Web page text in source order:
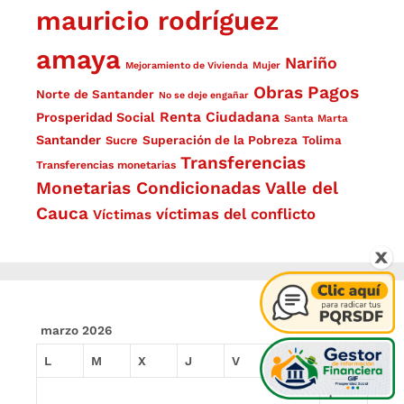
mauricio rodríguez
amaya Mejoramiento de Vivienda Mujer Nariño
Norte de Santander No se deje engañar Obras Pagos
Prosperidad Social Renta Ciudadana Santa Marta
Santander Sucre Superación de la Pobreza Tolima
Transferencias monetarias Transferencias
Monetarias Condicionadas Valle del
Cauca Víctimas víctimas del conflicto
marzo 2026
L M X J V S D
1